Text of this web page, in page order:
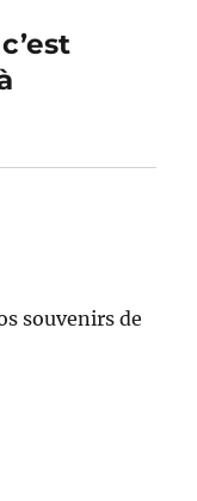
souvenirs de